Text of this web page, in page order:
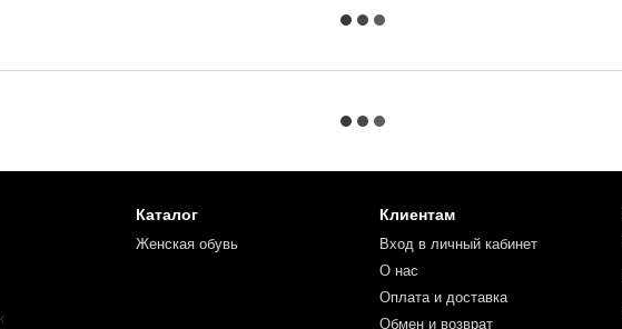
Каталог
Женская обувь
Клиентам
Вход в личный кабинет
О нас
Оплата и доставка
Обмен и возврат